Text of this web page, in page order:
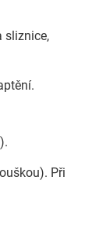
sliznice,
Při